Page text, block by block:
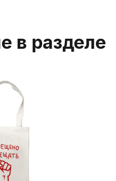
в разделе